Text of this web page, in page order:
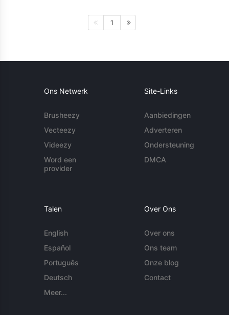
1
Ons Netwerk
Brusheezy
Vecteezy
Videezy
Word een
provider
Site-Links
Aanbiedingen
Adverteren
Ondersteuning
DMCA
Talen
English
Español
Português
Deutsch
Meer...
Over Ons
Over ons
Ons team
Onze blog
Contact